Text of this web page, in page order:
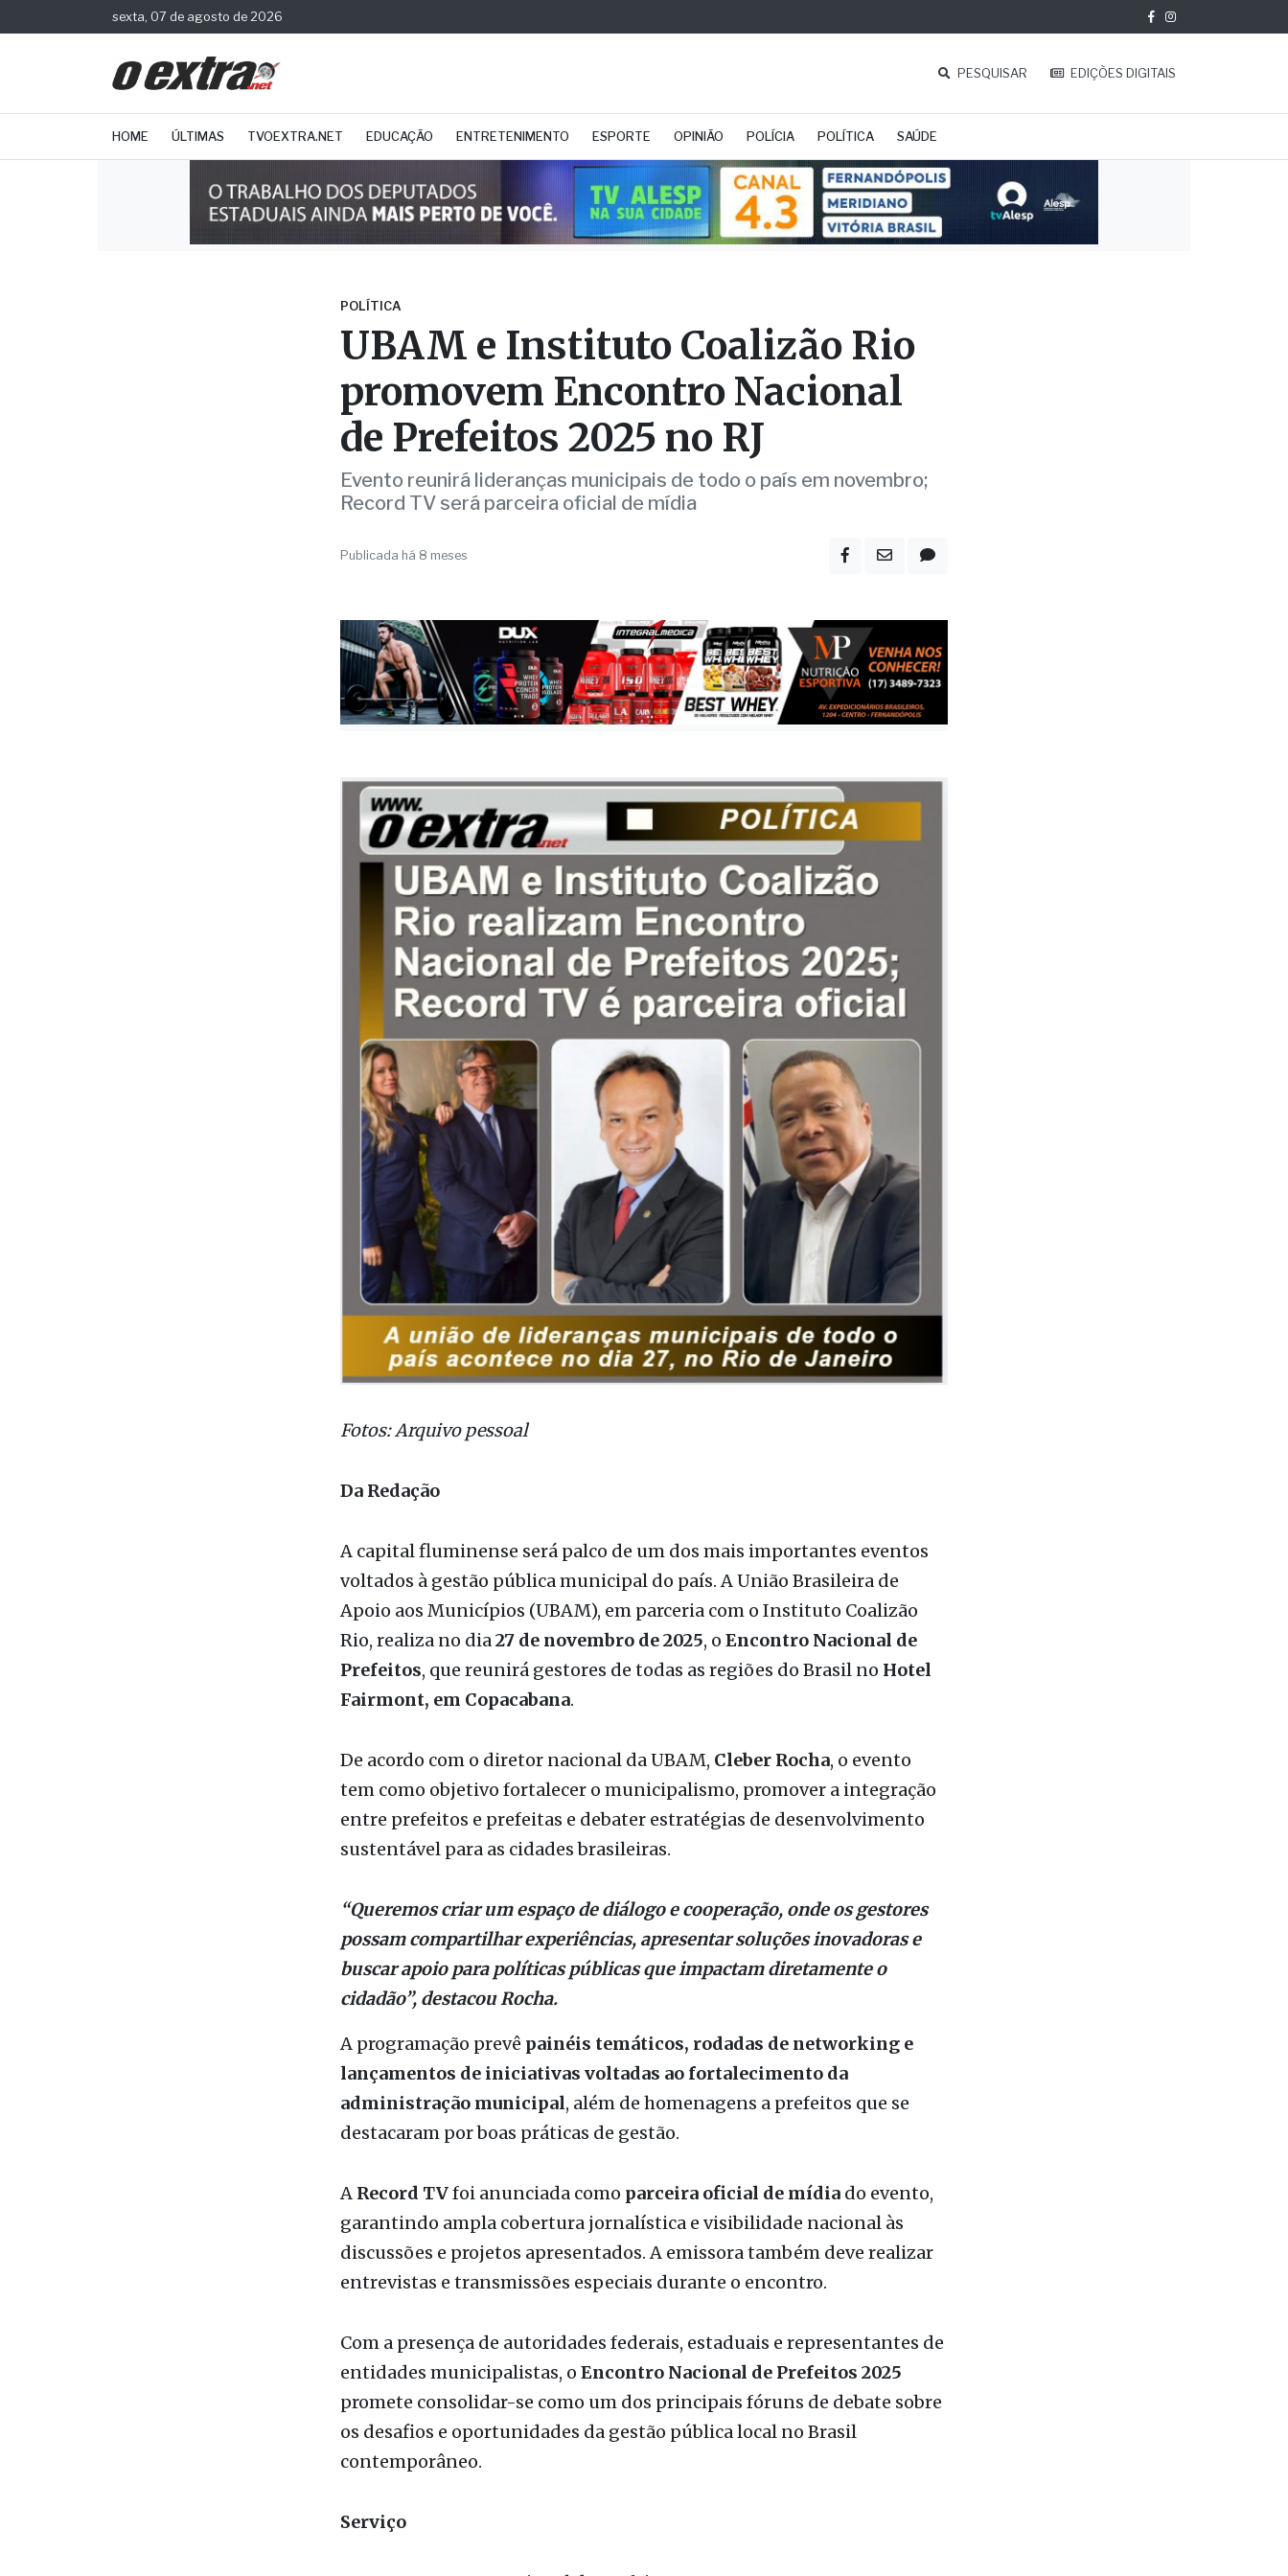
sexta, 07 de agosto de 2026
PESQUISAR EDIÇÕES DIGITAIS
HOME ÚLTIMAS TVOEXTRA.NET EDUCAÇÃO ENTRETENIMENTO ESPORTE OPINIÃO POLÍCIA POLÍTICA SAÚDE
POLÍTICA
UBAM e Instituto Coalizão Rio
promovem Encontro Nacional
de Prefeitos 2025 no RJ
Record TV será parceira oficial de mídia
Publicada há 8 meses
Fotos: Arquivo pessoal
Da Redação
A capital fluminense será palco de um dos mais importantes eventos
voltados à gestão pública municipal do país. A União Brasileira de
Rio, realiza no dia27 de novembro de 2025, oEncontro Nacional de
Prefeitos, que reunirá gestores de todas as regiões do Brasil noHotel
Fairmont, em Copacabana.
tem como objetivo fortalecer o municipalismo, promover a integração
entre prefeitos e prefeitas e debater estratégias de desenvolvimento
sustentável para as cidades brasileiras.
“Queremos criar um espaço de diálogo e cooperação, onde os gestores
possam compartilhar experiências, apresentar soluções inovadoras e
buscar apoio para políticas públicas que impactam diretamente o
cidadão”, destacou Rocha.
lançamentos de iniciativas voltadas ao fortalecimento da
administração municipal, além de homenagens a prefeitos que se
destacaram por boas práticas de gestão.
garantindo ampla cobertura jornalística e visibilidade nacional às
discussões e projetos apresentados. A emissora também deve realizar
entrevistas e transmissões especiais durante o encontro.
Com a presença de autoridades federais, estaduais e representantes de
promete consolidar-se como um dos principais fóruns de debate sobre